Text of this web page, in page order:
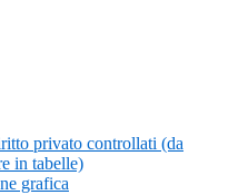
privato controllati (da
in tabelle)
grafica